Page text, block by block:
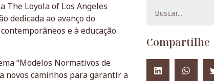
The Loyola of Los Angeles
dedicada ao avanço do
e à educação
“Modelos Normativos de
novos caminhos para garantir a
Compartilhe